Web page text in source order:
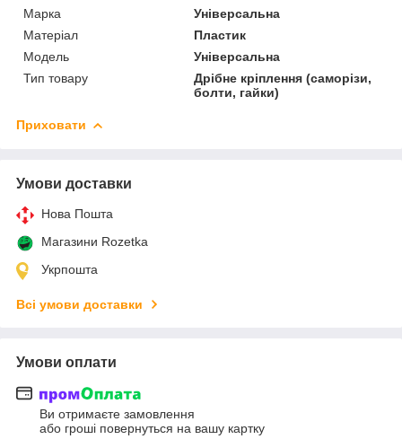
Марка
Універсальна
Матеріал
Пластик
Мoдель
Універсальна
Тип товару
Дрібне кріплення (саморізи,
болти, гайки)
Приховати
Умови доставки
Нова Пошта
Магазини Rozetka
Укрпошта
Всі умови доставки
Умови оплати
Ви отримаєте замовлення
або гроші повернуться на вашу картку